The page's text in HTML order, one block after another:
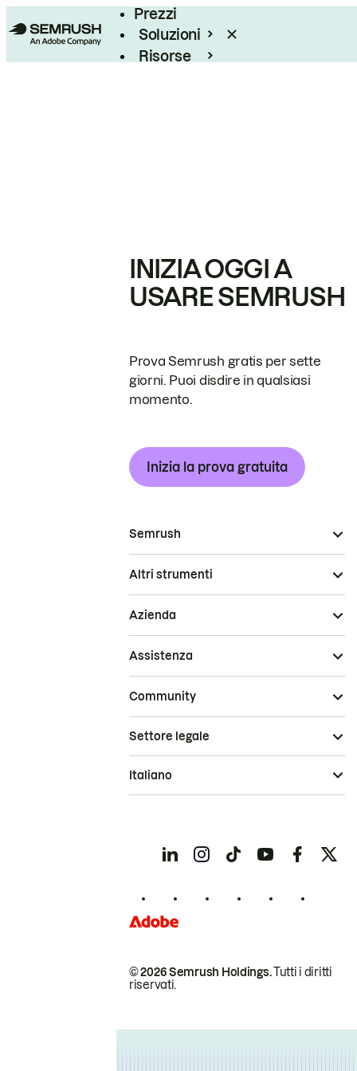
Prezzi
Soluzioni
Risorse
INIZIA OGGI A
USARE SEMRUSH
Prova Semrush gratis per sette
giorni. Puoi disdire in qualsiasi
momento.
Inizia la prova gratuita
Semrush
Altri strumenti
Azienda
Assistenza
Community
© 2026 Semrush Holdings.Tutti i diritti
riservati.
Settore legale
Italiano